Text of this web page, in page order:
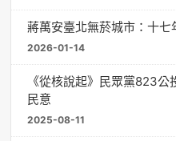
蔣萬安臺北無菸城市：十七
2026-01-14
《從核說起》民眾黨823
民意
2025-08-11